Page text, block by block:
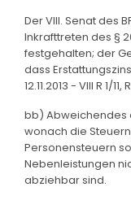
Der VIII. Senat des
Inkrafttreten des §
festgehalten; der
dass
12.11.2013 - VIII R 1/11,
bb) Abweichendes
wonach die
Personensteuern
Nebenleistungen
abziehbar sind.